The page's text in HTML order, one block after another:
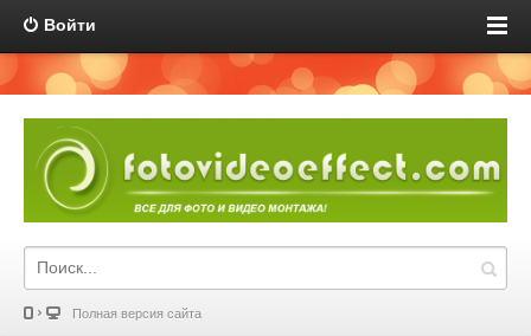
Войти
Полная версия сайта